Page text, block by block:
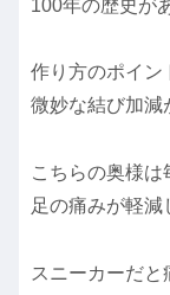
100年の歴史が
作り方のポイン
微妙な結び加減
こちらの奥様は
足の痛みが軽減
スニーカーだと